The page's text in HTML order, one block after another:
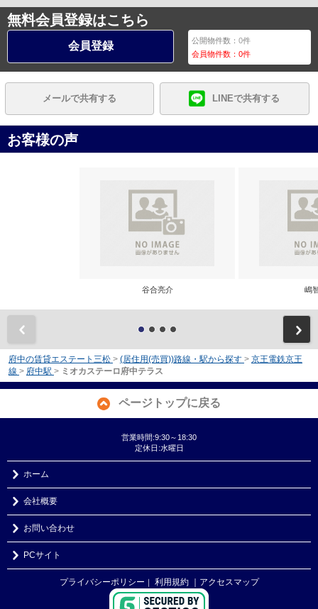
無料会員登録はこちら
会員登録 公開物件数：0件
会員物件数：0件
メールで共有する LINEで共有する
お客様の声
谷合亮介 嶋
府中の賃貸エステート三松 > (居住用(売買))路線・駅から探す > 京王電鉄京王
線 > 府中駅 > ミオカステーロ府中テラス
ページトップに戻る
営業時間:9:30～18:30
定休日:水曜日
ホーム
会社概要
お問い合わせ
PCサイト
プライバシーポリシー 利用規約 ｜アクセスマップ